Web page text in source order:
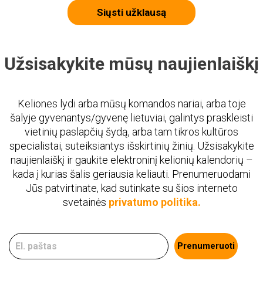
Siųsti užklausą
Užsisakykite mūsų naujienlaiškį
Keliones lydi arba mūsų komandos nariai, arba toje
šalyje gyvenantys/gyvenę lietuviai, galintys praskleisti
vietinių paslapčių šydą, arba tam tikros kultūros
specialistai, suteiksiantys išskirtinių žinių. Užsisakykite
naujienlaiškį ir gaukite elektroninį kelionių kalendorių –
kada į kurias šalis geriausia keliauti. Prenumeruodami
Jūs patvirtinate, kad sutinkate su šios interneto
svetainės privatumo politika.
Prenumeruoti